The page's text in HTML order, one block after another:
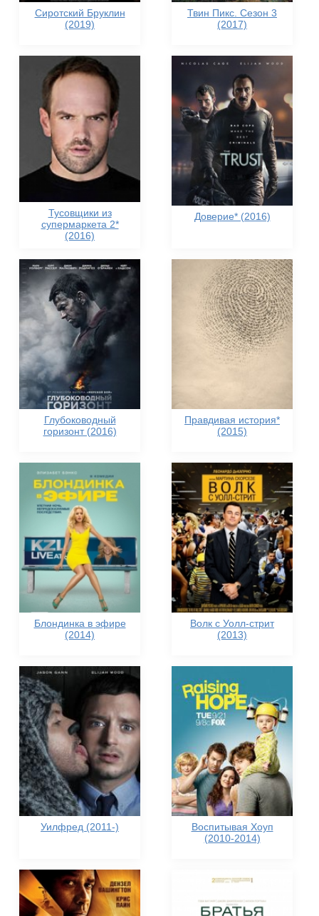
Сиротский Бруклин
(2019)
Твин Пикс. Сезон 3
(2017)
Тусовщики из
супермаркета 2*
(2016)
Доверие* (2016)
Глубоководный
горизонт (2016)
Правдивая история*
(2015)
Блондинка в эфире
(2014)
Волк с Уолл-стрит
(2013)
Уилфред (2011-)
Воспитывая Хоуп
(2010-2014)